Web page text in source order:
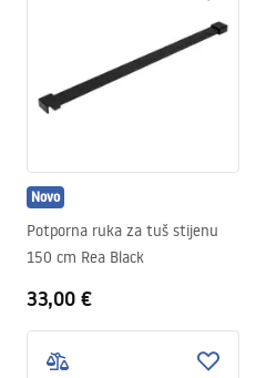
Novo
Potporna ruka za tuš stijenu
150 cm Rea Black
33,00 €